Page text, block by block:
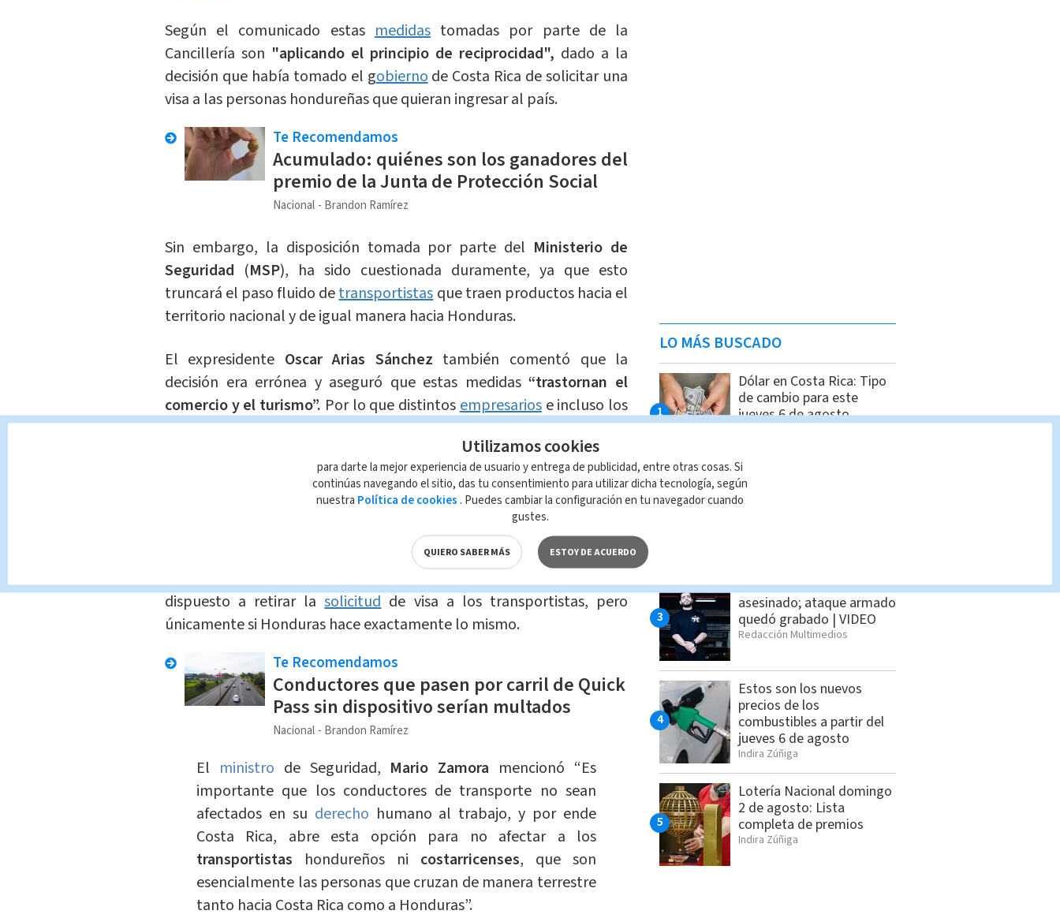
Según el comunicado estasmedidastomadas por parte de la
Cancillería son "aplicando el principio de reciprocidad", dado a la
decisión que había tomado el gobiernode Costa Rica de solicitar una
visa a las personas hondureñas que quieran ingresar al país.
Te Recomendamos
Acumulado: quiénes son los ganadores del
premio de la Junta de Protección Social
Nacional Brandon Ramírez
Sin embargo, la disposición tomada por parte del Ministerio de
Seguridad (MSP), ha sido cuestionada duramente, ya que esto
truncará el paso fluido detransportistasque traen productos hacia el
territorio nacional y de igual manera hacia Honduras.
El expresidente Oscar Arias Sánchez también comentó que la
decisión era errónea y aseguró que estas medidas“trastornan el
comercio y el turismo”. Por lo que distintosempresariose incluso los
mismos transportistas comenzaron a expresar la preocupación que
estaban teniendo ante las decisiones de ambos gobiernos.
Ante esta situación, este jueves 19 de octubre el Ministerio de
), comunicó unultimátum
al gobierno
hondureño, y es que ahora elgobiernocostarricensedice estar
dispuesto a retirar lasolicitudde visa a los transportistas, pero
únicamente si Honduras hace exactamente lo mismo.
Te Recomendamos
Conductores que pasen por carril de Quick
Pass sin dispositivo serían multados
Nacional Brandon Ramírez
El ministro de Seguridad, Mario Zamora mencionó “Es
importante que los conductores de transporte no sean
afectados en su derecho humano al trabajo, y por ende
Costa Rica, abre esta opción para no afectar a los
transportistas hondureños ni costarricenses, que son
esencialmente las personas que cruzan de manera terrestre
tanto hacia Costa Rica como a Honduras”.
LO MÁS BUSCADO
Dólar en Costa Rica: Tipo
de cambio para este
jueves 6 de agosto
Pronóstico del tiempo
Costa Rica: Cómo estará
Influencer mexicano es
asesinado; ataque armado
quedó grabado | VIDEO
Redacción Multimedios
Estos son los nuevos
precios de los
combustibles a partir del
jueves 6 de agosto
Indira Zúñiga
Lotería Nacional domingo
2 de agosto: Lista
completa de premios
Indira Zúñiga
Utilizamos cookies
para darte la mejor experiencia de usuario y entrega de publicidad, entre otras cosas. Si
continúas navegando el sitio, das tu consentimiento para utilizar dicha tecnología, según
nuestra Política de cookies . Puedes cambiar la configuración en tu navegador cuando
gustes.
QUIERO SABER MÁS ESTOY DE ACUERDO